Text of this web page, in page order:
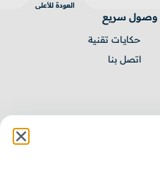
العودة للأعلى
وصول سريع
حكايـات تقنية
اتصل بنا